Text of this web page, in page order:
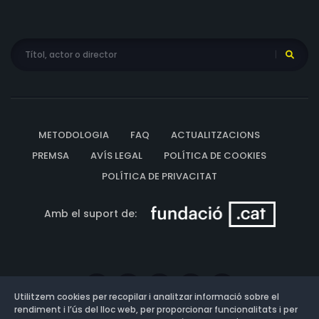
METODOLOGIA FAQ
ACTUALITZACIONS
PREMSA
AVÍS LEGAL
POLÍTICA DE COOKIES
POLÍTICA DE PRIVACITAT
Amb el suport de:
Utilitzem cookies per recopilar i analitzar informació sobre el
rendiment i l’ús del lloc web, per proporcionar funcionalitats i per